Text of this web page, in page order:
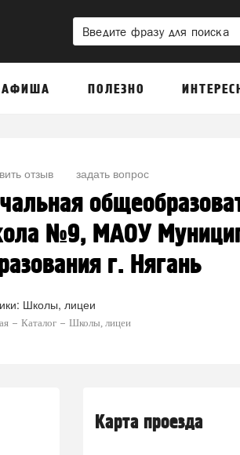
АФИША ПОЛЕЗНО
отзыв задать вопрос
№9, МАОУ
г. Нягань
Школы, лицеи
Каталог Школы, лицеи
Карта проезда